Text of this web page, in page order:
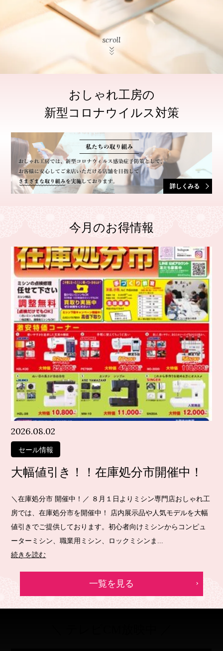
おしゃれ工房の
新型コロナウイルス対策
詳しくみる
今月のお得情報
2026.08.02
セール情報
大幅値引き！！在庫処分市開催中！
＼在庫処分市 開催中！／ ８月１日よりミシン専門店おしゃれ工
房では、在庫処分市を開催中！ 店内展示品や人気モデルを大幅
値引きでご提供しております。初心者向けミシンからコンピュ
ーターミシン、職業用ミシン、ロックミシンま...
続きを読む
一覧を見る